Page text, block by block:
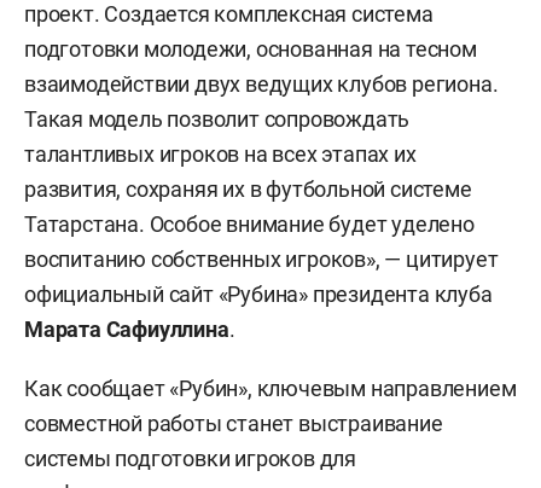
проект. Создается комплексная система
подготовки молодежи, основанная на тесном
взаимодействии двух ведущих клубов региона.
Такая модель позволит сопровождать
талантливых игроков на всех этапах их
развития, сохраняя их в футбольной системе
Татарстана. Особое внимание будет уделено
воспитанию собственных игроков», — цитирует
официальный сайт «Рубина» президента клуба
Марата Сафиуллина.
Как сообщает «Рубин», ключевым направлением
совместной работы станет выстраивание
системы подготовки игроков для